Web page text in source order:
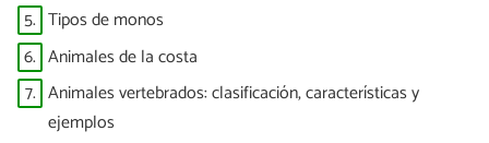
5. Tipos de monos
6. Animales de la costa
7. Animales vertebrados: clasificación, características y
ejemplos